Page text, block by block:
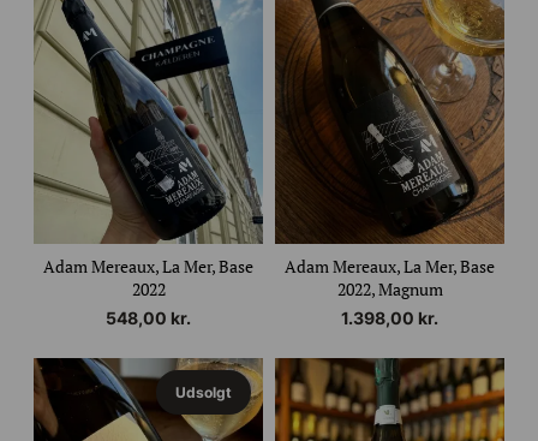
Adam Mereaux, La Mer, Base
2022
548,00 kr.
Adam Mereaux, La Mer, Base
2022, Magnum
1.398,00 kr.
Udsolgt